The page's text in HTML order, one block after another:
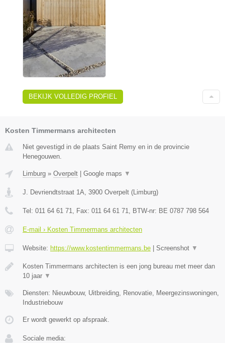
BEKIJK VOLLEDIG PROFIEL
Kosten Timmermans architecten
Niet gevestigd in de plaats Saint Remy en in de provincie
Henegouwen.
Limburg » Overpelt Google maps ▼
J. Devriendtstraat 1A, 3900 Overpelt (Limburg)
Tel: 011 64 61 71, Fax: 011 64 61 71, BTW-nr: BE 0787 798 564
E-mail › Kosten Timmermans architecten
Website: https://www.kostentimmermans.be Screenshot ▼
Kosten Timmermans architecten is een jong bureau met meer dan
10 jaar ▼
Diensten: Nieuwbouw, Uitbreiding, Renovatie, Meergezinswoningen,
Industriebouw
Er wordt gewerkt op afspraak.
Sociale media: